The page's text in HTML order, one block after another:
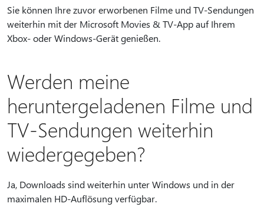
Sie können Ihre zuvor erworbenen Filme und TV-Sendungen
weiterhin mit der Microsoft Movies & TV-App auf Ihrem
Xbox- oder Windows-Gerät genießen.
Werden meine
heruntergeladenen Filme und
TV-Sendungen weiterhin
wiedergegeben?
Ja, Downloads sind weiterhin unter Windows und in der
maximalen HD-Auflösung verfügbar.